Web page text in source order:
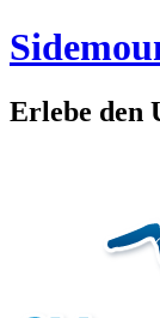
Erlebe den